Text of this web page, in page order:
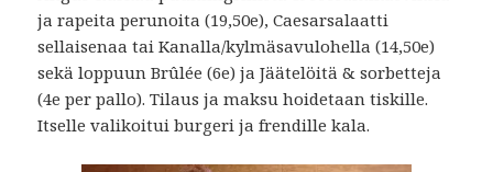
ja rapeita perunoita (19,50e), Caesarsalaatti
sellaisenaa tai Kanalla/kylmäsavulohella (14,50e)
sekä loppuun Brûlée (6e) ja Jäätelöitä & sorbetteja
(4e per pallo). Tilaus ja maksu hoidetaan tiskille.
Itselle valikoitui burgeri ja frendille kala.